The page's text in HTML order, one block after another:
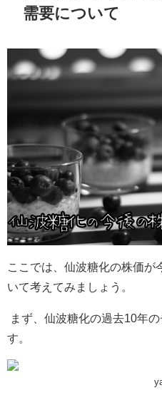
需要について
ここでは、仙波糖化の株価が
いて考えてみましょう。
まず、仙波糖化の過去10年の
す。